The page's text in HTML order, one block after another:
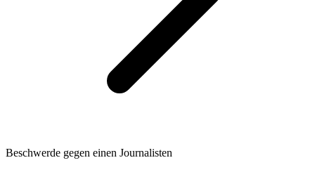
Beschwerde gegen einen Journalisten